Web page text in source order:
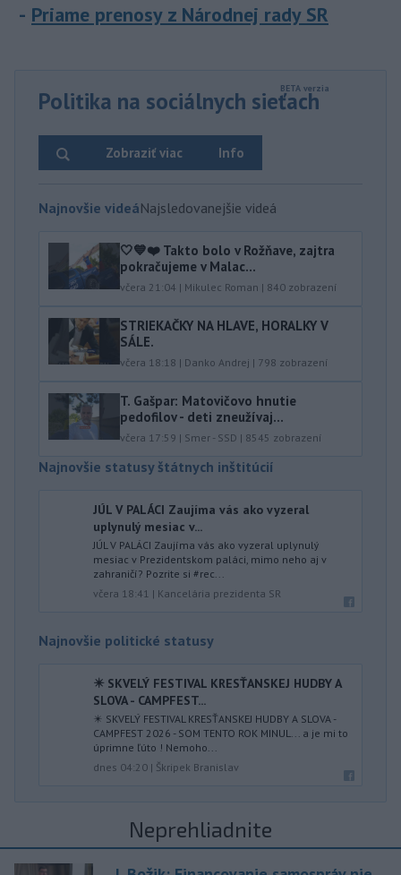
Priame prenosy z Národnej rady SR
Politika na sociálnych sieťach
Info
Zobraziť viac
Najnovšie videáNajsledovanejšie videá
🤍💙❤️ Takto bolo v Rožňave, zajtra
pokračujeme v Malac...
včera 21:04 | Mikulec Roman | 840 zobrazení
STRIEKAČKY NA HLAVE, HORALKY V
SÁLE.
včera 18:18 | Danko Andrej | 798 zobrazení
T. Gašpar: Matovičovo hnutie
pedofilov - deti zneužívaj...
včera 17:59 | Smer - SSD | 8545 zobrazení
Najnovšie statusy štátnych inštitúcií
JÚL V PALÁCI Zaujíma vás ako vyzeral
uplynulý mesiac v...
JÚL V PALÁCI Zaujíma vás ako vyzeral uplynulý
mesiac v Prezidentskom paláci, mimo neho aj v
zahraničí? Pozrite si #rec...
včera 18:41 | Kancelária prezidenta SR
Najnovšie politické statusy
✴️ SKVELÝ FESTIVAL KRESŤANSKEJ HUDBY A
SLOVA - CAMPFEST...
✴️ SKVELÝ FESTIVAL KRESŤANSKEJ HUDBY A SLOVA -
CAMPFEST 2026 - SOM TENTO ROK MINUL... a je mi to
úprimne ľúto ! Nemoho...
dnes 04:20 | Škripek Branislav
Neprehliadnite